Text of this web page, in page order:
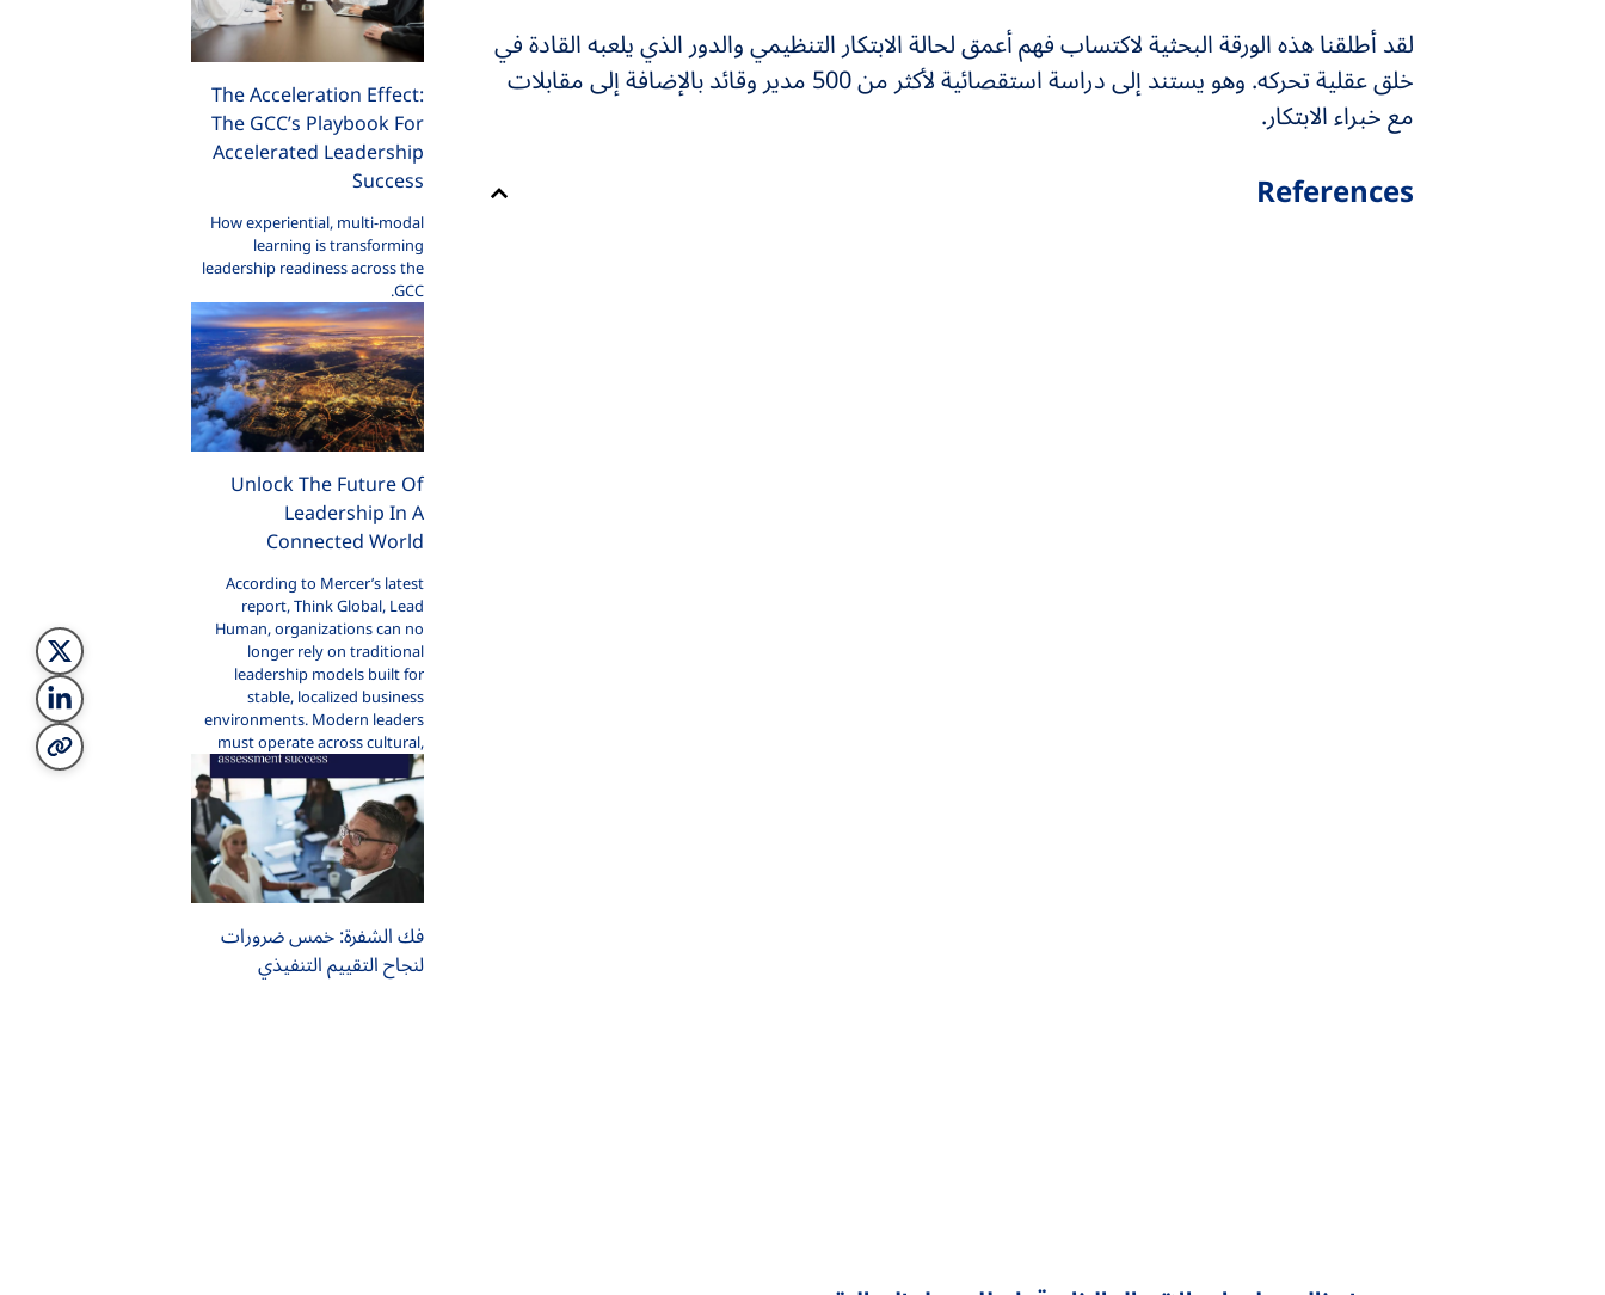
لقد أطلقنا هذه الورقة البحثية لاكتساب فهم أعمق لحالة الابتكار التنظيمي والدور الذي يلعبه القادة في
خلق عقلية تحركه. وهو يستند إلى دراسة استقصائية لأكثر من 500 مدير وقائد بالإضافة إلى مقابلات
مع خبراء الابتكار.
References
The Acceleration Effect:
The GCC’s Playbook For
Accelerated Leadership
Success
How experiential, multi-modal
learning is transforming
leadership readiness across the
GCC.
Unlock The Future Of
Leadership In A
Connected World
According to Mercer’s latest
report, Think Global, Lead
Human, organizations can no
longer rely on traditional
leadership models built for
stable, localized business
environments. Modern leaders
must operate across cultural,
digital, and geographic
boundaries while staying deeply
human-centered.
فك الشفرة: خمس ضرورات
لنجاح التقييم التنفيذي